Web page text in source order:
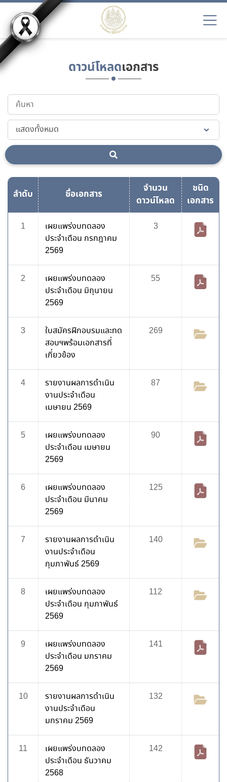
ดาวน์โหลดเอกสาร
ลำดับ ชื่อเอกสาร
จำนวน
ดาวน์โหลด
ชนิด
เอกสาร
1
เผยแพร่งบทดลอง
ประจำเดือน กรกฎาคม
2569
3
2
เผยแพร่งบทดลอง
ประจำเดือน มิถุนายน
2569
55
3
ใบสมัครฝีกอบรมและทด
สอบฯพร้อมเอกสารที่
เกี่ยวข้อง
269
4
รายงานผลการดำเนิน
งานประจำเดือน
เมษายน 2569
87
5
เผยแพร่งบทดลอง
ประจำเดือน เมษายน
2569
90
6
เผยแพร่งบทดลอง
ประจำเดือน มีนาคม
2569
125
7
รายงานผลการดำเนิน
งานประจำเดือน
กุมภาพันธ์ 2569
140
8
เผยแพร่งบทดลอง
ประจำเดือน กุมภาพันธ์
2569
112
9
เผยแพร่งบทดลอง
ประจำเดือน มกราคม
2569
141
10
รายงานผลการดำเนิน
งานประจำเดือน
มกราคม 2569
132
11
เผยแพร่งบทดลอง
ประจำเดือน ธันวาคม
2568
142